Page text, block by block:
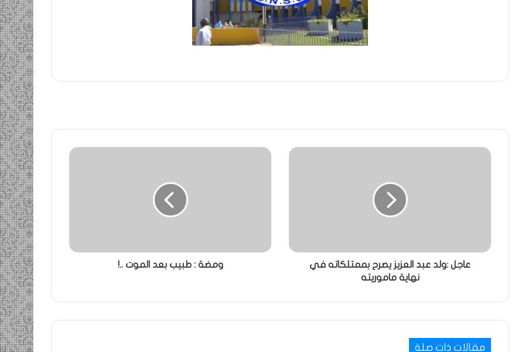
عاجل :ولد عبد العزيز يصرح بممتلكاته في
نهاية ماموريته
ومضة : طبيب بعد الموت ..!
مقالات ذات صلة